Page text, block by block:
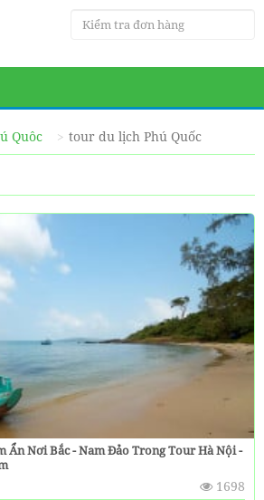
Quôc
tour du lịch Phú Quốc
Ẩn Nơi Bắc - Nam Đảo Trong Tour Hà Nội -
1698